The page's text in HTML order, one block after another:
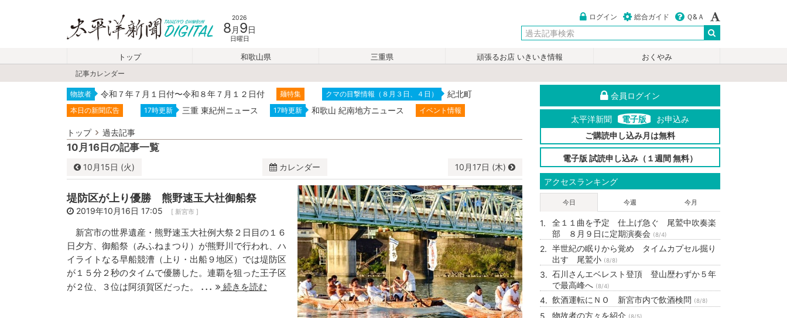
2026
8 月 9日
日曜日
ログイン 総合ガイド Ｑ&Ａ
トップ 和歌山県 三重県 頑張るお店 いきいき情報
おくやみ
記事カレンダー
物故者 令和７年７月１日付〜令和８年７月１２日付 麺特集 クマの目撃情報（８月３日、４日） 紀北町
本日の新聞広告 17時更新 三重 東紀州ニュース 17時更新 和歌山 紀南地方ニュース イベント情報
トップ 過去記事
10月16日の記事一覧
10月 15日 (火) カレンダー 10月 17日 (木)
日 月 火 水 木 金
土
2 3 4
5
6
7 8 9 10 11
12
13
14 15 16 17 18
19
20
21 22 23 24 25
26
30 31 1 2
堤防区が上り優勝 熊野速玉大社御船祭
2019年10月16日 17:05 [ 新宮市 ]
新宮市の世界遺産・熊野速玉大社例大祭２日目の１６
日夕方、御船祭（みふねまつり）が熊野川で行われ、ハ
イライトなる早船競漕（上り・出船９地区）では堤防区
が１５分２秒のタイムで優勝した。連覇を狙った王子区
が２位、３位は阿須賀区だった。
... 続きを読む
会員ログイン
太平洋新聞 電子版
お申込み
ご購読申し込み月は無料
電子版 試読申し込み（１週間 無料）
アクセスランキング
今日 今週 今月
全１１曲を予定 仕上げ急ぐ 尾鷲中吹奏楽
部 ８月９日に定期演奏会 (8/4)
半世紀の眠りから覚め タイムカプセル掘り
出す 尾鷲小 (8/8)
石川さんエベレスト登頂 登山歴わずか５年
で最高峰へ (8/4)
飲酒運転にＮＯ 新宮市内で飲酒検問 (8/8)
物故者の方々を紹介 (8/5)